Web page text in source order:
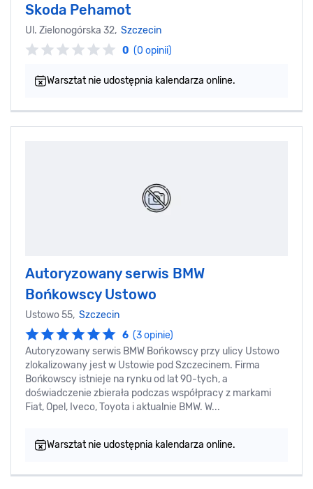
Skoda Pehamot
Ul. Zielonogórska 32, Szczecin
0 (0 opinii)
Warsztat nie udostępnia kalendarza online.
Autoryzowany serwis BMW
Bońkowscy Ustowo
Ustowo 55, Szczecin
6 (3 opinie)
Autoryzowany serwis BMW Bońkowscy przy ulicy Ustowo
zlokalizowany jest w Ustowie pod Szczecinem. Firma
Bońkowscy istnieje na rynku od lat 90-tych, a
doświadczenie zbierała podczas współpracy z markami
Fiat, Opel, Iveco, Toyota i aktualnie BMW. W...
Warsztat nie udostępnia kalendarza online.